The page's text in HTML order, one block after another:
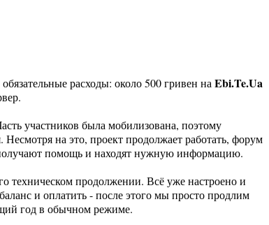
расходы: около 500 гривен наEbi.Te.Ua
участников была мобилизована, поэтому
Несмотря на это, проект продолжает работать, форум
помощь и находят нужную информацию.
техническом продолжении. Всё уже настроено и
и оплатить - после этого мы просто продлим
год в обычном режиме.